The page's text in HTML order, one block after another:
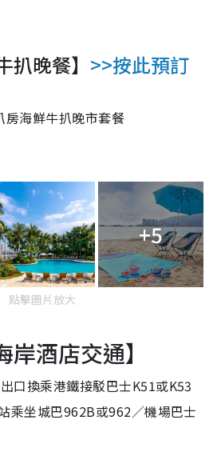
扒晚餐】 >>按此預訂
房海鮮牛扒晚市套餐
+5
點擊圖片放大
岸酒店交通】
口換乘港鐵接駁巴士K51或K53
乘坐城巴962B或962／機場巴士